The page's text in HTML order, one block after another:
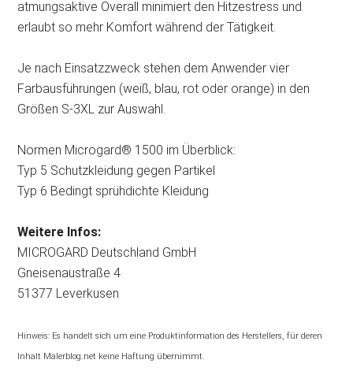
atmungsaktive Overall minimiert den Hitzestress und
erlaubt so mehr Komfort während der Tätigkeit.
Je nach Einsatzzweck stehen dem Anwender vier
Farbausführungen (weiß, blau, rot oder orange) in den
Größen S-3XL zur Auswahl.
Normen Microgard® 1500 im Überblick:
Typ 5 Schutzkleidung gegen Partikel
Typ 6 Bedingt sprühdichte Kleidung
Weitere Infos:
MICROGARD Deutschland GmbH
Gneisenaustraße 4
51377 Leverkusen
Hinweis: Es handelt sich um eine Produktinformation des Herstellers, für deren
Inhalt Malerblog.net keine Haftung übernimmt.